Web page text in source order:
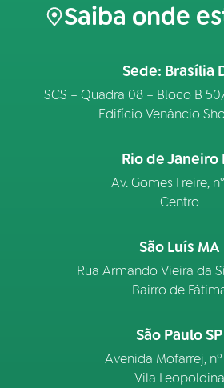
Saiba onde
Sede: Brasília
SCS – Quadra 08 – Bloco B
Edifício Venâncio
Rio de Janeiro
Av. Gomes Freire,
Centro
São Luís MA
Rua Armando Vieira da
Bairro de
São Paulo SP
Avenida Mofarrej, nº
Vila Leopoldina